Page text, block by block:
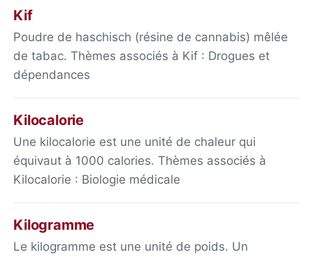
Kif
Poudre de haschisch (résine de cannabis) mêlée
de tabac. Thèmes associés à Kif : Drogues et
dépendances
Kilocalorie
Une kilocalorie est une unité de chaleur qui
équivaut à 1000 calories. Thèmes associés à
Kilocalorie : Biologie médicale
Kilogramme
Le kilogramme est une unité de poids. Un